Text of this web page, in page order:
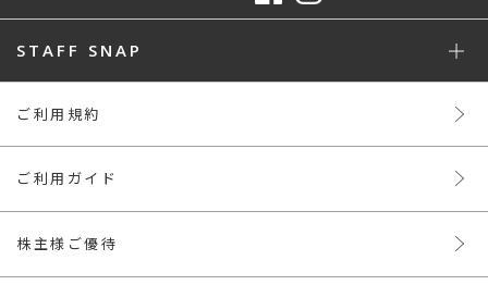
STAFF SNAP
ご利用規約
ご利用ガイド
株主様ご優待